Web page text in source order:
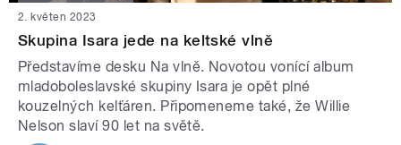
2. květen 2023
Skupina Isara jede na keltské vlně
Představíme desku Na vlně. Novotou vonící album
mladoboleslavské skupiny Isara je opět plné
kouzelných kelťáren. Připomeneme také, že Willie
Nelson slaví 90 let na světě.